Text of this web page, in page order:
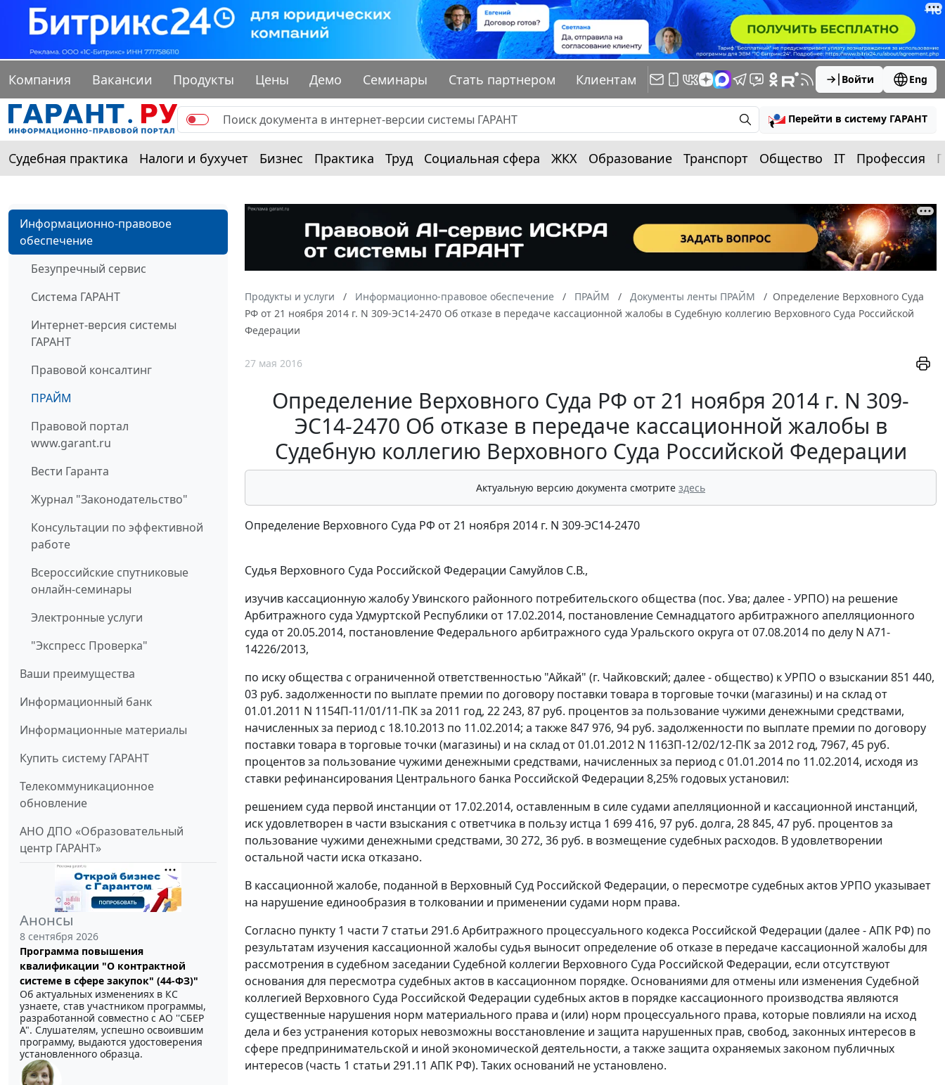
Компания Вакансии Продукты Цены Демо Семинары Стать партнером Клиентам Войти Eng
Перейти в систему ГАРАНТ
Судебная практика Налоги и бухучет Бизнес Практика Труд Социальная сфера ЖКХ Образование Транспорт Общество IT Профессия
Информационно-правовое
обеспечение
Безупречный сервис
Система ГАРАНТ
Интернет-версия системы
ГАРАНТ
Правовой консалтинг
ПРАЙМ
Правовой портал
www.garant.ru
Вести Гаранта
Журнал "Законодательство"
Консультации по эффективной
работе
Всероссийские спутниковые
онлайн-семинары
Электронные услуги
"Экспресс Проверка"
Ваши преимущества
Информационный банк
Информационные материалы
Купить систему ГАРАНТ
Телекоммуникационное
обновление
АНО ДПО «Образовательный
центр ГАРАНТ»
Анонсы
8 сентября 2026
Программа повышения
квалификации "О контрактной
системе в сфере закупок" (44-ФЗ)"
Об актуальных изменениях в КС
узнаете, став участником программы,
разработанной совместно с АО ''СБЕР
А". Слушателям, успешно освоившим
программу, выдаются удостоверения
установленного образца.
Продукты и услуги Информационно-правовое обеспечение ПРАЙМ Документы ленты ПРАЙМ
Определение Верховного Суда
РФ от 21 ноября 2014 г. N 309-ЭС14-2470 Об отказе в передаче кассационной жалобы в Судебную коллегию Верховного Суда Российской
Федерации
27 мая 2016
Определение Верховного Суда РФ от 21 ноября 2014 г. N 309-
ЭС14-2470 Об отказе в передаче кассационной жалобы в
Судебную коллегию Верховного Суда Российской Федерации
Актуальную версию документа смотрите здесь
Определение Верховного Суда РФ от 21 ноября 2014 г. N 309-ЭС14-2470
Судья Верховного Суда Российской Федерации Самуйлов С.В.,
изучив кассационную жалобу Увинского районного потребительского общества (пос. Ува; далее - УРПО) на решение
Арбитражного суда Удмуртской Республики от 17.02.2014, постановление Семнадцатого арбитражного апелляционного
суда от 20.05.2014, постановлениеФедерального арбитражного суда Уральского округа от 07.08.2014 по делу N А71-
14226/2013,
по иску общества с ограниченной ответственностью "Айкай" (г. Чайковский; далее - общество) к УРПО о взыскании 851 440,
03 руб. задолженности по выплате премии по договору поставки товара в торговые точки (магазины) и на склад от
01.01.2011 N 1154П-11/01/11-ПК за 2011 год, 22 243, 87 руб. процентов за пользование чужими денежными средствами,
начисленных за период с 18.10.2013 по 11.02.2014; а также 847 976, 94 руб. задолженности по выплате премии по договору
поставки товара в торговые точки (магазины) и на склад от 01.01.2012 N 1163П-12/02/12-ПК за 2012 год, 7967, 45 руб.
процентов за пользование чужими денежными средствами, начисленных за период с 01.01.2014 по 11.02.2014, исходя из
ставки рефинансирования Центрального банка Российской Федерации 8,25% годовых установил:
решением суда первой инстанции от 17.02.2014, оставленным в силе судами апелляционной и кассационной инстанций,
иск удовлетворен в части взыскания с ответчика в пользу истца 1 699 416, 97 руб. долга, 28 845, 47 руб. процентов за
пользование чужими денежными средствами, 30 272, 36 руб. в возмещение судебных расходов. В удовлетворении
остальной части иска отказано.
В кассационной жалобе, поданной в Верховный Суд Российской Федерации, о пересмотре судебных актов УРПО указывает
на нарушение единообразия в толковании и применении судами норм права.
Согласно пункту 1 части 7 статьи 291.6Арбитражного процессуального кодекса Российской Федерации (далее - АПК РФ) по
результатам изучения кассационной жалобы судья выносит определение об отказе в передаче кассационной жалобы для
рассмотрения в судебном заседании Судебной коллегии Верховного Суда Российской Федерации, если отсутствуют
основания для пересмотра судебных актов в кассационном порядке. Основаниями для отмены или изменения Судебной
коллегией Верховного Суда Российской Федерации судебных актов в порядке кассационного производства являются
существенные нарушения норм материального права и (или) норм процессуального права, которые повлияли на исход
дела и без устранения которых невозможны восстановление и защита нарушенных прав, свобод, законных интересов в
сфере предпринимательской и иной экономической деятельности, а также защита охраняемых законом публичных
интересов (часть 1 статьи 291.11 АПК РФ). Таких оснований не установлено.